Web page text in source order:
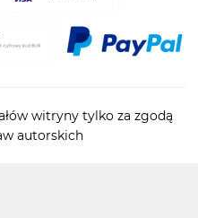
witryny tylko za zgodą
autorskich